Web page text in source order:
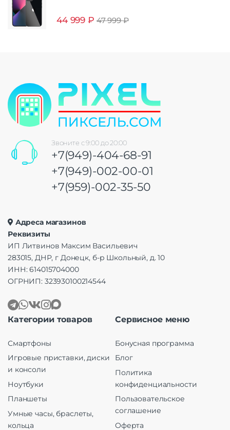
44 999 ₽ 47 999₽
Звоните с 9:00 до 20:00
+7(949)-404-68-91
+7(949)-002-00-01
+7(959)-002-35-50
Адреса магазинов
Реквизиты
ИП Литвинов Максим Васильевич
283015, ДНР, г Донецк, б-р Школьный, д. 10
ИНН: 614015704000
ОГРНИП: 323930100214544
Категории товаров
Смартфоны
Игровые приставки, диски
и консоли
Ноутбуки
Планшеты
Умные часы, браслеты,
кольца
Сервисное меню
Бонусная программа
Блог
Политика
конфиденциальности
Пользовательское
соглашение
Оферта